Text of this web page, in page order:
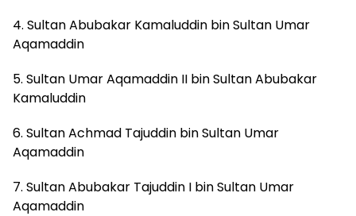
4. Sultan Abubakar Kamaluddin bin Sultan Umar
Aqamaddin
5. Sultan Umar Aqamaddin II bin Sultan Abubakar
Kamaluddin
6. Sultan Achmad Tajuddin bin Sultan Umar
Aqamaddin
7. Sultan Abubakar Tajuddin I bin Sultan Umar
Aqamaddin